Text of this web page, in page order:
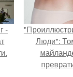
-
Люди":